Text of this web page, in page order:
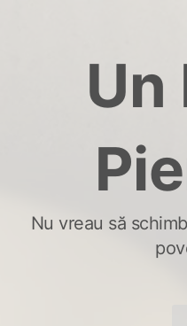
Un
Nu vreau să